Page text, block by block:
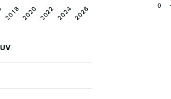
2018 2020 2022 2024 2026 0